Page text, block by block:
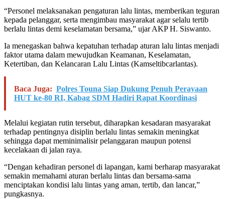
“Personel melaksanakan pengaturan lalu lintas, memberikan teguran
kepada pelanggar, serta mengimbau masyarakat agar selalu tertib
berlalu lintas demi keselamatan bersama,” ujar AKP H. Siswanto.
Ia menegaskan bahwa kepatuhan terhadap aturan lalu lintas menjadi
faktor utama dalam mewujudkan Keamanan, Keselamatan,
Ketertiban, dan Kelancaran Lalu Lintas (Kamseltibcarlantas).
Baca Juga: Polres Touna Siap Dukung Penuh Perayaan
HUT ke-80 RI, Kabag SDM Hadiri Rapat Koordinasi
Melalui kegiatan rutin tersebut, diharapkan kesadaran masyarakat
terhadap pentingnya disiplin berlalu lintas semakin meningkat
sehingga dapat meminimalisir pelanggaran maupun potensi
kecelakaan di jalan raya.
“Dengan kehadiran personel di lapangan, kami berharap masyarakat
semakin memahami aturan berlalu lintas dan bersama-sama
menciptakan kondisi lalu lintas yang aman, tertib, dan lancar,”
pungkasnya.